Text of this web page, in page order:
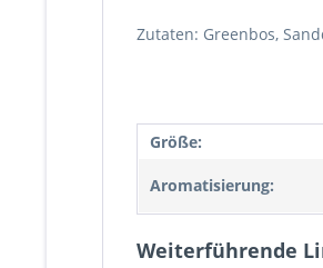
Zutaten: Greenbos,
Größe:
Aromatisierung:
Weiterführende